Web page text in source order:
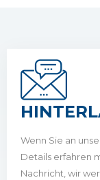
Wenn Sie an
Details erfahren
Nachricht, wir